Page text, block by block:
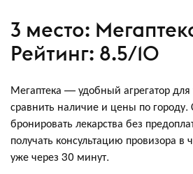
3 место:
Рейтинг: 8.5/10
Мегаптека — удобный агрегатор для
сравнить наличие и цены по городу.
бронировать лекарства без
получать консультацию провизора в
уже через 30 минут.